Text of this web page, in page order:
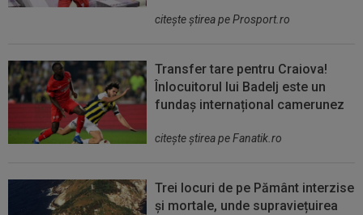
citeşte ştirea pe Prosport.ro
Transfer tare pentru Craiova!
Înlocuitorul lui Badelj este un
fundaș internațional camerunez
citeşte ştirea pe Fanatik.ro
Trei locuri de pe Pământ interzise
și mortale, unde supraviețuirea